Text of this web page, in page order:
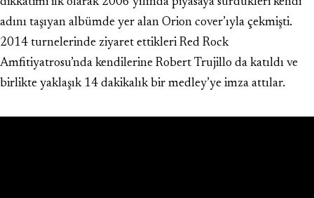
adını taşıyan albümde yer alan Orion cover’ıyla çekmişti.
2014 turnelerinde ziyaret ettikleri Red Rock
Amfitiyatrosu’nda kendilerine Robert Trujillo da katıldı ve
birlikte yaklaşık 14 dakikalık bir medley’ye imza attılar.